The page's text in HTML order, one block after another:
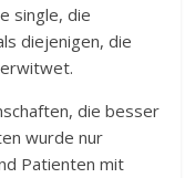
single, die
diejenigen, die
die besser
wurde nur
Patienten mit